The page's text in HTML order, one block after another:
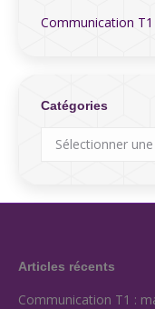
Communication T1
Catégories
Catégories
Articles récents
Communication T1 :